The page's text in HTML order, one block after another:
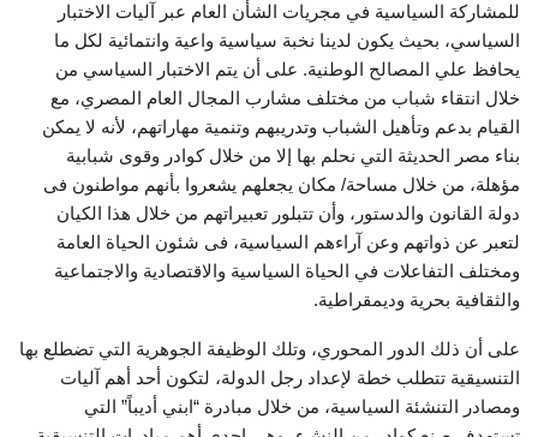
للمشاركة السياسية في مجريات الشأن العام عبر آليات الاختبار
السياسي، بحيث يكون لدينا نخبة سياسية واعية وانتمائية لكل ما
يحافظ علي المصالح الوطنية. على أن يتم الاختبار السياسي من
خلال انتقاء شباب من مختلف مشارب المجال العام المصري، مع
القيام بدعم وتأهيل الشباب وتدريبهم وتنمية مهاراتهم، لأنه لا يمكن
بناء مصر الحديثة التي نحلم بها إلا من خلال كوادر وقوى شبابية
مؤهلة، من خلال مساحة/ مكان يجعلهم يشعروا بأنهم مواطنون فى
دولة القانون والدستور، وأن تتبلور تعبيراتهم من خلال هذا الكيان
لتعبر عن ذواتهم وعن آراءهم السياسية، فى شئون الحياة العامة
ومختلف التفاعلات في الحياة السياسية والاقتصادية والاجتماعية
والثقافية بحرية وديمقراطية.
على أن ذلك الدور المحوري، وتلك الوظيفة الجوهرية التي تضطلع بها
التنسيقية تتطلب خطة لإعداد رجل الدولة، لتكون أحد أهم آليات
ومصادر التنشئة السياسية، من خلال مبادرة “ابني أديباً” التي